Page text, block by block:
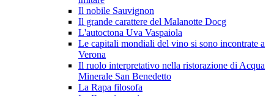
Il nobile Sauvignon
Il grande carattere del Malanotte Docg
L'autoctona Uva Vaspaiola
Le capitali mondiali del vino si sono incontrate a
Verona
Il ruolo interpretativo nella ristorazione di Acqua
Minerale San Benedetto
La Rapa filosofa